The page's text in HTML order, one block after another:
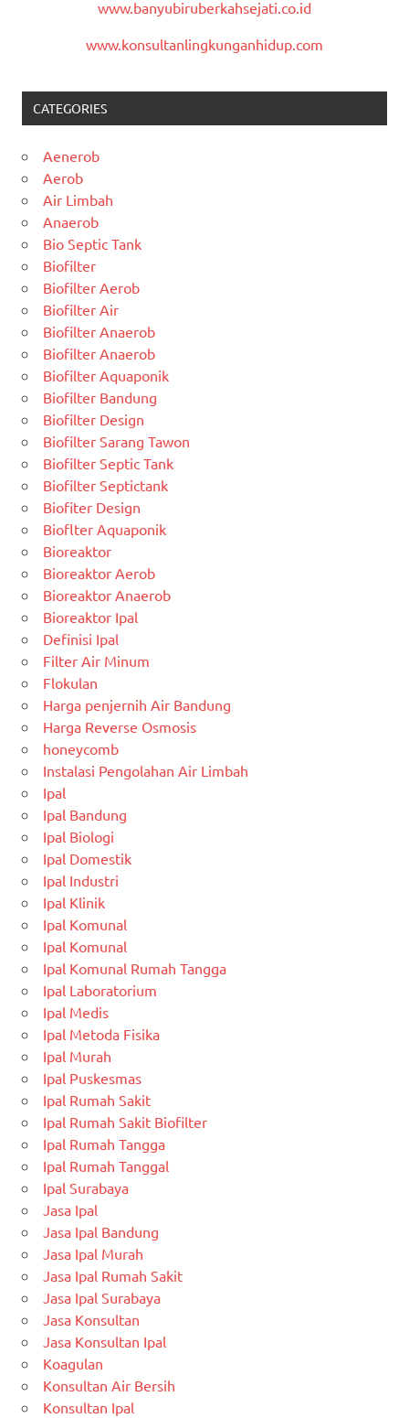
www.banyubiruberkahsejati.co.id
www.konsultanlingkunganhidup.com
CATEGORIES
Aenerob
Aerob
Air Limbah
Anaerob
Bio Septic Tank
Biofilter
Biofilter Aerob
Biofilter Air
Biofilter Anaerob
Biofilter Anaerob
Biofilter Aquaponik
Biofilter Bandung
Biofilter Design
Biofilter Sarang Tawon
Biofilter Septic Tank
Biofilter Septictank
Biofiter Design
Bioflter Aquaponik
Bioreaktor
Bioreaktor Aerob
Bioreaktor Anaerob
Bioreaktor Ipal
Definisi Ipal
Filter Air Minum
Flokulan
Harga penjernih Air Bandung
Harga Reverse Osmosis
honeycomb
Instalasi Pengolahan Air Limbah
Ipal
Ipal Bandung
Ipal Biologi
Ipal Domestik
Ipal Industri
Ipal Klinik
Ipal Komunal
Ipal Komunal
Ipal Komunal Rumah Tangga
Ipal Laboratorium
Ipal Medis
Ipal Metoda Fisika
Ipal Murah
Ipal Puskesmas
Ipal Rumah Sakit
Ipal Rumah Sakit Biofilter
Ipal Rumah Tangga
Ipal Rumah Tanggal
Ipal Surabaya
Jasa Ipal
Jasa Ipal Bandung
Jasa Ipal Murah
Jasa Ipal Rumah Sakit
Jasa Ipal Surabaya
Jasa Konsultan
Jasa Konsultan Ipal
Koagulan
Konsultan Air Bersih
Konsultan Ipal